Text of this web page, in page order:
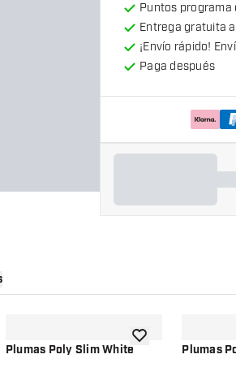
Puntos programa
Entrega gratuita
¡Envío rápido!
Paga después
lista de deseos
Plumas Poly Slim Whiteañadir a la lista de
Plumas